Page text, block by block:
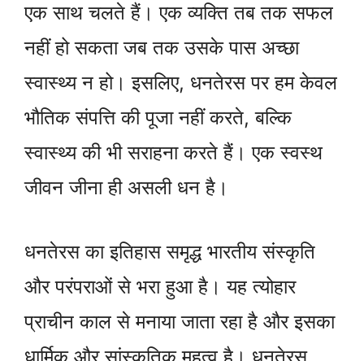
एक साथ चलते हैं। एक व्यक्ति तब तक सफल
नहीं हो सकता जब तक उसके पास अच्छा
स्वास्थ्य न हो। इसलिए, धनतेरस पर हम केवल
भौतिक संपत्ति की पूजा नहीं करते, बल्कि
स्वास्थ्य की भी सराहना करते हैं। एक स्वस्थ
जीवन जीना ही असली धन है।
धनतेरस का इतिहास समृद्ध भारतीय संस्कृति
और परंपराओं से भरा हुआ है। यह त्योहार
प्राचीन काल से मनाया जाता रहा है और इसका